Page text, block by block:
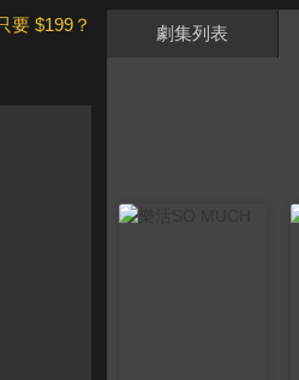
要 $199？ 劇集列表